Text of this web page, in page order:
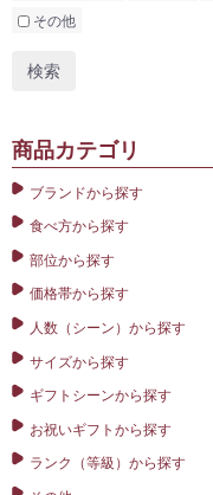
その他
商品カテゴリ
ブランドから探す
食べ方から探す
部位から探す
価格帯から探す
人数（シーン）から探す
サイズから探す
ギフトシーンから探す
お祝いギフトから探す
ランク（等級）から探す